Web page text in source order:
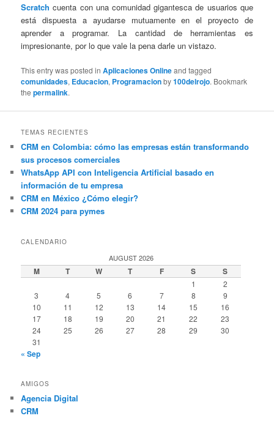
Scratch cuenta con una comunidad gigantesca de usuarios que
está dispuesta a ayudarse mutuamente en el proyecto de
aprender a programar. La cantidad de herramientas es
impresionante, por lo que vale la pena darle un vistazo.
This entry was posted inAplicaciones Onlineand tagged
comunidades, Educacion, Programacionby100delrojo. Bookmark
thepermalink.
TEMAS RECIENTES
CRM en Colombia: cómo las empresas están transformando
sus procesos comerciales
WhatsApp API con Inteligencia Artificial basado en
información de tu empresa
CRM en México ¿Cómo elegir?
CRM 2024 para pymes
CALENDARIO
AUGUST 2026
M T W T F S S
1
2
3
4 5 6 7 8
9
10
11 12 13 14 15
16
17
18 19 20 21 22
23
24
25 26 27 28 29
30
31
« Sep
AMIGOS
Agencia Digital
CRM